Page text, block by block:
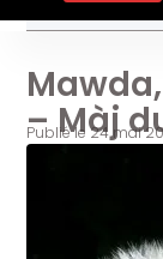
– Màj
Publié le24 mai